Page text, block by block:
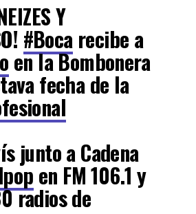
Y
#Bocarecibe a
en la Bombonera
fecha de la
junto a Cadena
en FM 106.1 y
radios de